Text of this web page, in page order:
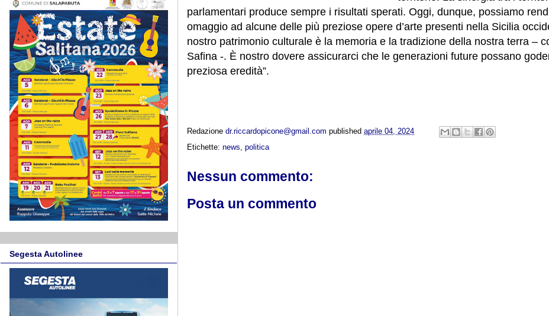
parlamentari produce sempre i risultati sperati. Oggi, dunque, possiamo
omaggio ad alcune delle più preziose opere d’arte presenti nella Sicilia
nostro patrimonio culturale è la memoria e la tradizione della nostra terra –
Safina -. È nostro dovere assicurarci che le generazioni future possano
preziosa eredità”.
Redazione dr.riccardopicone@gmail.com published aprile 04, 2024
Etichette: news politica
Nessun commento:
Posta un commento
Segesta Autolinee